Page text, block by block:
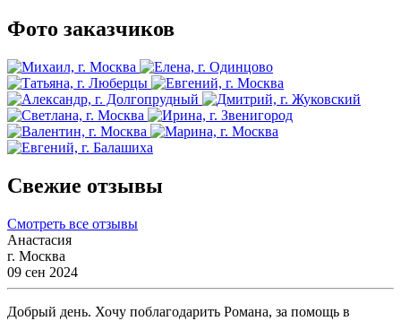
Фото заказчиков
Свежие отзывы
Смотреть все отзывы
Анастасия
г. Москва
09 сен 2024
Добрый день. Хочу поблагодарить Романа, за помощь в